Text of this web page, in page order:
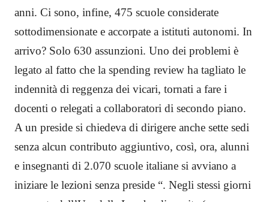
anni. Ci sono, infine, 475 scuole considerate
sottodimensionate e accorpate a istituti autonomi. In
arrivo? Solo 630 assunzioni. Uno dei problemi è
legato al fatto che la spending review ha tagliato le
indennità di reggenza dei vicari, tornati a fare i
docenti o relegati a collaboratori di secondo piano.
A un preside si chiedeva di dirigere anche sette sedi
senza alcun contributo aggiuntivo, così, ora, alunni
e insegnanti di 2.070 scuole italiane si avviano a
iniziare le lezioni senza preside “. Negli stessi giorni